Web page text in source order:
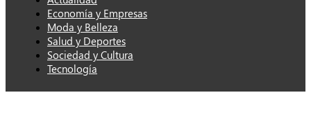
Economía y Empresas
Moda y Belleza
Salud y Deportes
Sociedad y Cultura
Tecnología